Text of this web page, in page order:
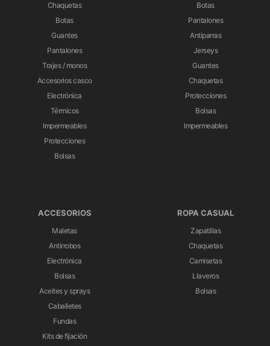
Chaquetas
Botas
Guantes
Pantalones
Trajes / monos
Accesorios casco
Electrónica
Térmicos
Impermeables
Protecciones
Bolsas
Botas
Pantalones
Antiparras
Jerseys
Guantes
Chaquetas
Protecciones
Bolsas
Impermeables
ACCESORIOS
Maletas
Antirrobos
Electrónica
Bolsas
Aceites y sprays
Caballetes
Fundas
Kits de fijación
ROPA CASUAL
Zapatillas
Chaquetas
Camisetas
Llaveros
Bolsas